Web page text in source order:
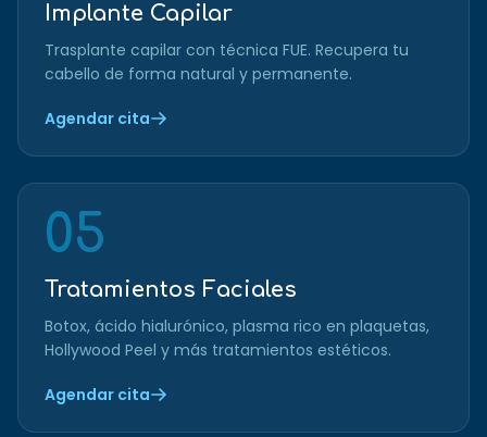
Implante Capilar
Trasplante capilar con técnica FUE. Recupera tu
cabello de forma natural y permanente.
Agendar cita
05
Tratamientos Faciales
Botox, ácido hialurónico, plasma rico en plaquetas,
Hollywood Peel y más tratamientos estéticos.
Agendar cita